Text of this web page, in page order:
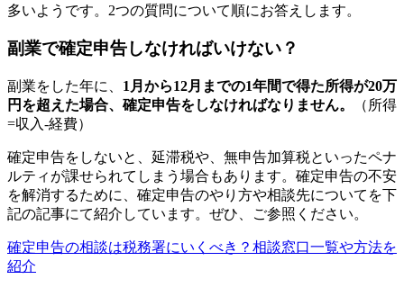
多いようです。2つの質問について順にお答えします。
副業で確定申告しなければいけない？
副業をした年に、 1月から12月までの1年間で得た所得が20万
円を超えた場合、確定申告をしなければなりません。
（所得
=収入-経費）
確定申告をしないと、延滞税や、無申告加算税といったペナ
ルティが課せられてしまう場合もあります。確定申告の不安
を解消するために、確定申告のやり方や相談先についてを下
記の記事にて紹介しています。ぜひ、ご参照ください。
確定申告の相談は税務署にいくべき？相談窓口一覧や方法を
紹介